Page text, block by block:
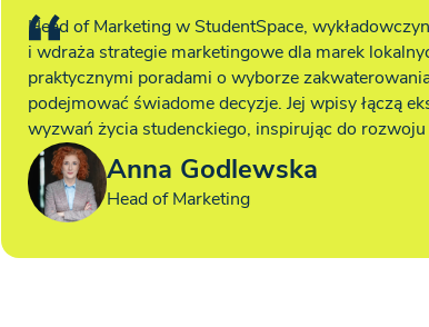
Head of Marketing w StudentSpace,
i wdraża strategie marketingowe dla marek
praktycznymi poradami o wyborze
podejmować świadome decyzje. Jej wpisy łączą
wyzwań życia studenckiego, inspirując do
Anna Godlewska
Head of Marketing